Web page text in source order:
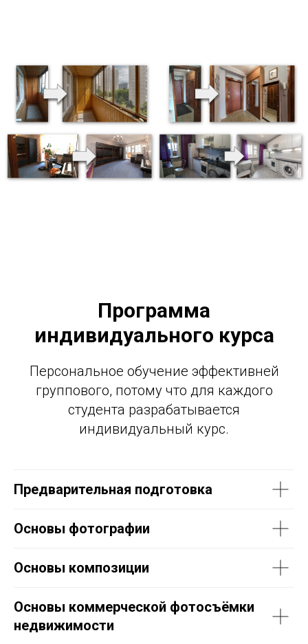
Программа
индивидуального курса
Персональное обучение эффективней
группового, потому что для каждого
студента разрабатывается
индивидуальный курс.
Предварительная подготовка
Основы фотографии
Основы композиции
Основы коммерческой фотосъёмки
недвижимости